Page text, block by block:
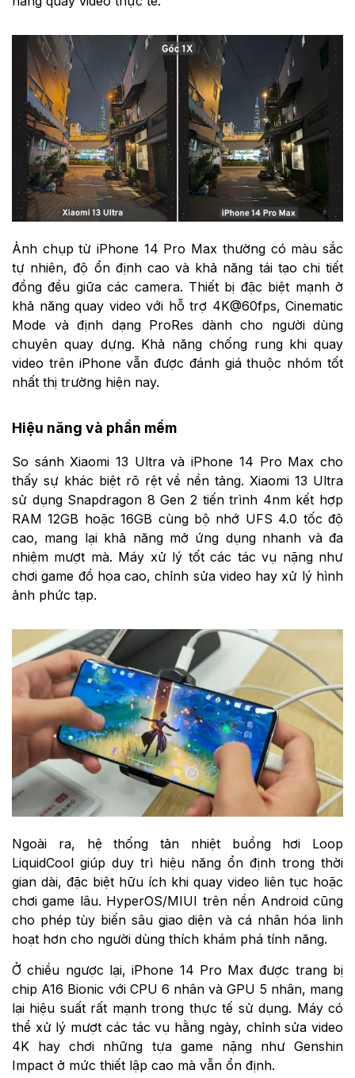
Ảnh chụp từ iPhone 14 Pro Max thường có màu sắc
tự nhiên, độ ổn định cao và khả năng tái tạo chi tiết
đồng đều giữa các camera. Thiết bị đặc biệt mạnh ở
khả năng quay video với hỗ trợ 4K@60fps, Cinematic
Mode và định dạng ProRes dành cho người dùng
chuyên quay dựng. Khả năng chống rung khi quay
video trên iPhone vẫn được đánh giá thuộc nhóm tốt
nhất thị trường hiện nay.
Hiệu năng và phần mềm
So sánh Xiaomi 13 Ultra và iPhone 14 Pro Max cho
thấy sự khác biệt rõ rệt về nền tảng. Xiaomi 13 Ultra
sử dụng Snapdragon 8 Gen 2 tiến trình 4nm kết hợp
RAM 12GB hoặc 16GB cùng bộ nhớ UFS 4.0 tốc độ
cao, mang lại khả năng mở ứng dụng nhanh và đa
nhiệm mượt mà. Máy xử lý tốt các tác vụ nặng như
chơi game đồ họa cao, chỉnh sửa video hay xử lý hình
ảnh phức tạp.
Ngoài ra, hệ thống tản nhiệt buồng hơi Loop
LiquidCool giúp duy trì hiệu năng ổn định trong thời
gian dài, đặc biệt hữu ích khi quay video liên tục hoặc
chơi game lâu. HyperOS/MIUI trên nền Android cũng
cho phép tùy biến sâu giao diện và cá nhân hóa linh
hoạt hơn cho người dùng thích khám phá tính năng.
Ở chiều ngược lại, iPhone 14 Pro Max được trang bị
chip A16 Bionic với CPU 6 nhân và GPU 5 nhân, mang
lại hiệu suất rất mạnh trong thực tế sử dụng. Máy có
thể xử lý mượt các tác vụ hằng ngày, chỉnh sửa video
4K hay chơi những tựa game nặng như Genshin
Impact ở mức thiết lập cao mà vẫn ổn định.